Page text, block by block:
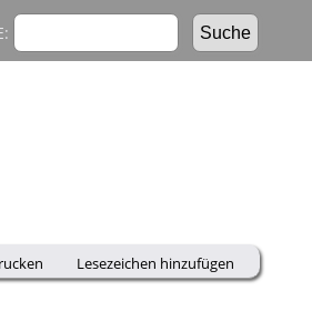
Lesezeichen hinzufügen